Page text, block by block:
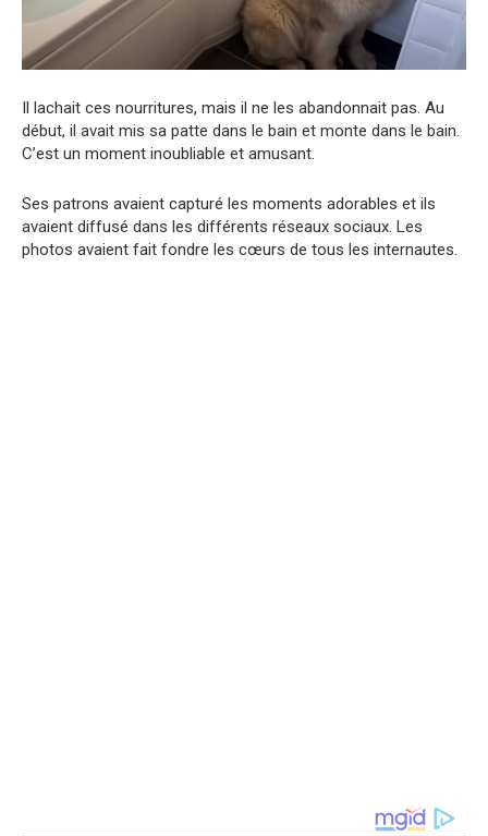
Il lachait ces nourritures, mais il ne les abandonnait pas. Au
début, il avait mis sa patte dans le bain et monte dans le bain.
C’est un moment inoubliable et amusant.
Ses patrons avaient capturé les moments adorables et ils
avaient diffusé dans les différents réseaux sociaux. Les
photos avaient fait fondre les cœurs de tous les internautes.